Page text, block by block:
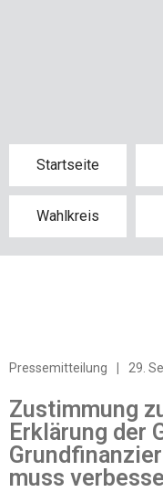
Startseite
Wahlkreis
Pressemitteilung 29.
Zustimmung
Erklärung der
muss